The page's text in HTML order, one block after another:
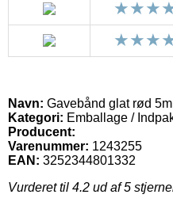
Navn: Gavebånd glat rød
Kategori: Emballage /
Producent:
Varenummer: 1243255
EAN: 3252344801332
Vurderet til 4.2 ud af 5